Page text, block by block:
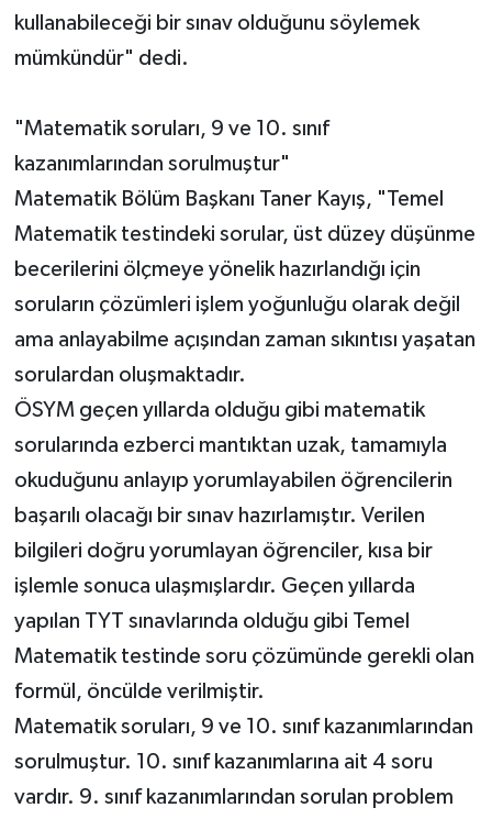
kullanabileceği bir sınav olduğunu söylemek
mümkündür" dedi.
"Matematik soruları, 9 ve 10. sınıf
kazanımlarından sorulmuştur"
Matematik Bölüm Başkanı Taner Kayış, "Temel
Matematik testindeki sorular, üst düzey düşünme
becerilerini ölçmeye yönelik hazırlandığı için
soruların çözümleri işlem yoğunluğu olarak değil
ama anlayabilme açışından zaman sıkıntısı yaşatan
sorulardan oluşmaktadır.
ÖSYM geçen yıllarda olduğu gibi matematik
sorularında ezberci mantıktan uzak, tamamıyla
okuduğunu anlayıp yorumlayabilen öğrencilerin
başarılı olacağı bir sınav hazırlamıştır. Verilen
bilgileri doğru yorumlayan öğrenciler, kısa bir
işlemle sonuca ulaşmışlardır. Geçen yıllarda
yapılan TYT sınavlarında olduğu gibi Temel
Matematik testinde soru çözümünde gerekli olan
formül, öncülde verilmiştir.
Matematik soruları, 9 ve 10. sınıf kazanımlarından
sorulmuştur. 10. sınıf kazanımlarına ait 4 soru
vardır. 9. sınıf kazanımlarından sorulan problem